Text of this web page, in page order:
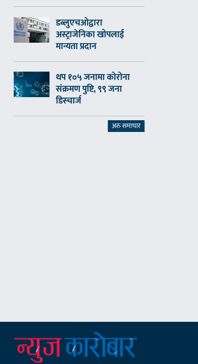
डब्लुएचओद्वारा
अस्ट्राजेनिका खोपलाई
मान्यता प्रदान
थप १०५ जनामा कोरोना
संक्रमण पुष्टि, ९९ जना
डिस्चार्ज
अरु समाचार